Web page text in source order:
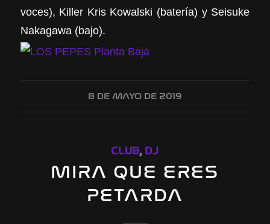
voces), Killer Kris Kowalski (batería) y Seisuke
Nakagawa (bajo).
8 DE MAYO DE 2019
CLUB, DJ
MIRA QUE ERES
PETARDA